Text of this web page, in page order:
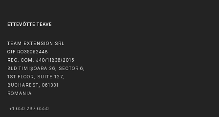
ETTEVÕTTE TEAVE
TEAM EXTENSION SRL
CIF RO35062448
REG. COM. J40/11836/2015
BLD TIMIȘOARA 26, SECTOR 6,
1ST FLOOR, SUITE 127,
BUCHAREST, 061331
ROMANIA
+1 650 297 6550